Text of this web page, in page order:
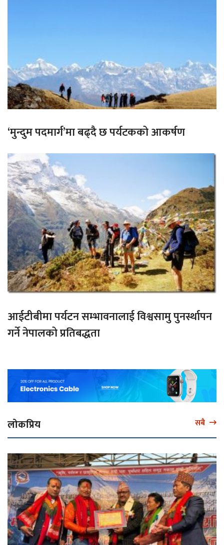
‘मुन्दुम पदमार्ग’मा बढ्दै छ पर्यटकको आकर्षण
आईटीबीमा पर्यटन सम्भावनालाई विश्वसामु पुनर्स्थापन
गर्ने नेपालको प्रतिबद्धता
लोकप्रिय सबै